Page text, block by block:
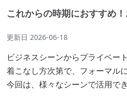
これからの時期におすすめ
更新日 2026-06-18
ビジネスシーンからプライベー
着こなし方次第で、フォーマル
今回は、様々なシーンで活用で